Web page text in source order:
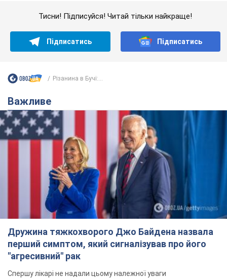
Дружина тяжкохворого Джо Байдена назвала
перший симптом, який сигналізував про його
"агресивний" рак
Спершу лікарі не надали цьому належної уваги
6.08.2026 12:46 16,4 т.
Відпустка Лесі Нікітюк у Карпатах
обернулася скандалом: чому ведучу
несправедливо захейтили
Знаменитість вийшла на пряму комунікацію в